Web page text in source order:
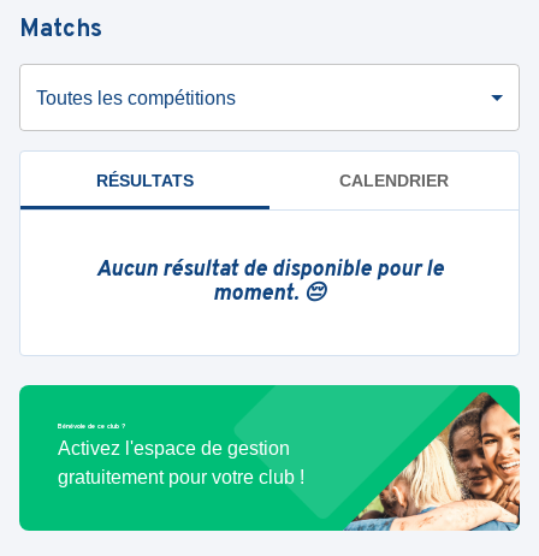
Matchs
Toutes les compétitions
RÉSULTATS CALENDRIER
Aucun résultat de disponible pour le
moment. 😔
Bénévole de ce club ?
Activez l'espace de gestion
gratuitement pour votre club !